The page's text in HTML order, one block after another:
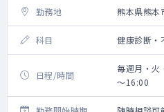
勤務地 熊本県熊本
科目 健康診断・
日程/時間
毎週月・火
～16:00